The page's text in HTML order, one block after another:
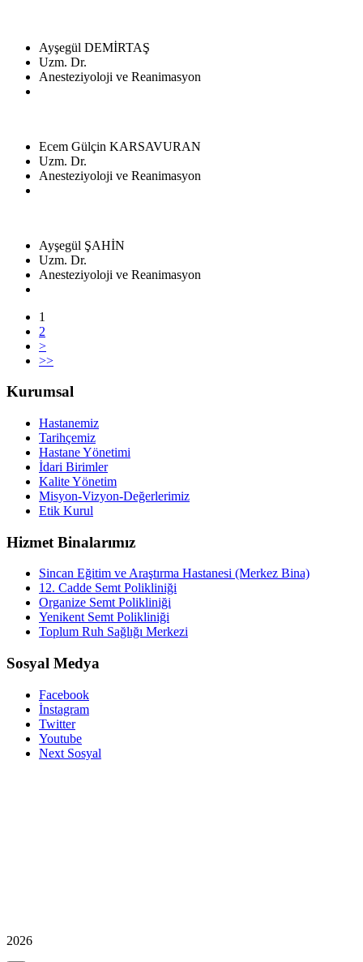
Ayşegül DEMİRTAŞ
Uzm. Dr.
Anesteziyoloji ve Reanimasyon
Ecem Gülçin KARSAVURAN
Uzm. Dr.
Anesteziyoloji ve Reanimasyon
Ayşegül ŞAHİN
Uzm. Dr.
Anesteziyoloji ve Reanimasyon
1
2
>
>>
Kurumsal
Hastanemiz
Tarihçemiz
Hastane Yönetimi
İdari Birimler
Kalite Yönetim
Misyon-Vizyon-Değerlerimiz
Etik Kurul
Hizmet Binalarımız
Sincan Eğitim ve Araştırma Hastanesi (Merkez Bina)
12. Cadde Semt Polikliniği
Organize Semt Polikliniği
Yenikent Semt Polikliniği
Toplum Ruh Sağlığı Merkezi
Sosyal Medya
Facebook
İnstagram
Twitter
Youtube
Next Sosyal
2026